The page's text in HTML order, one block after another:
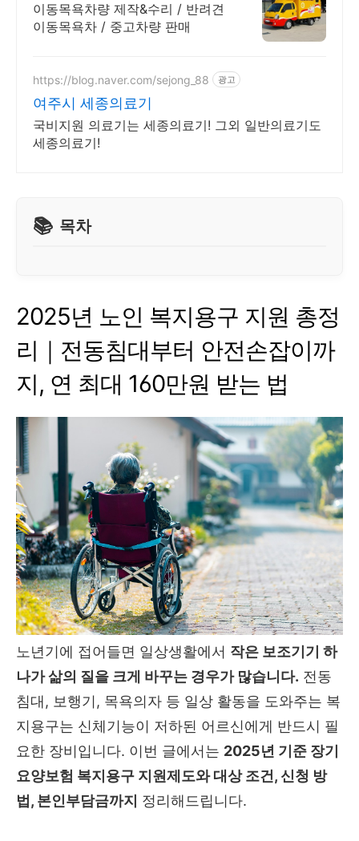
이동목욕차량 제작&수리 / 반려견
이동목욕차 / 중고차량 판매
https://blog.naver.com/sejong_88 광고
여주시 세종의료기
국비지원 의료기는 세종의료기! 그외 일반의료기도
세종의료기!
목차
2025년 노인 복지용구 지원 총정
리｜전동침대부터 안전손잡이까
지, 연 최대 160만원 받는 법
노년기에 접어들면 일상생활에서 작은 보조기기 하
나가 삶의 질을 크게 바꾸는 경우가 많습니다. 전동
침대, 보행기, 목욕의자 등 일상 활동을 도와주는 복
지용구는 신체기능이 저하된 어르신에게 반드시 필
요한 장비입니다. 이번 글에서는 2025년 기준 장기
요양보험 복지용구 지원제도와 대상 조건, 신청 방
법, 본인부담금까지 정리해드립니다.